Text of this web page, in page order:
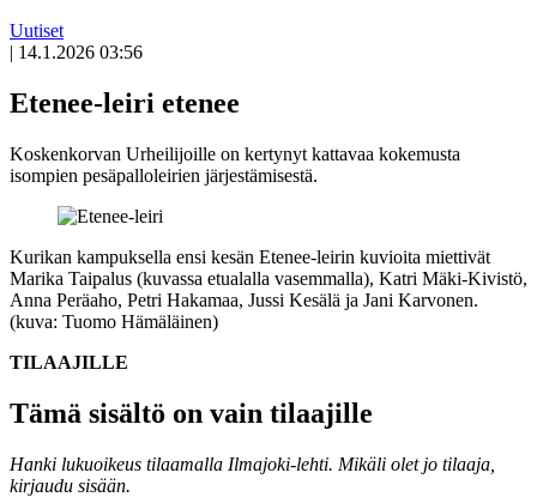
Uutiset
| 14.1.2026 03:56
Etenee-leiri etenee
Koskenkorvan Urheilijoille on kertynyt kattavaa kokemusta
isompien pesäpalloleirien järjestämisestä.
Kurikan kampuksella ensi kesän Etenee-leirin kuvioita miettivät
Marika Taipalus (kuvassa etualalla vasemmalla), Katri Mäki-Kivistö,
Anna Peräaho, Petri Hakamaa, Jussi Kesälä ja Jani Karvonen.
(kuva: Tuomo Hämäläinen)
TILAAJILLE
Tämä sisältö on vain tilaajille
Hanki lukuoikeus tilaamalla Ilmajoki-lehti. Mikäli olet jo tilaaja,
kirjaudu sisään.